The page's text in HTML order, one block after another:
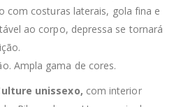
com costuras laterais, gola fina e
ao corpo, depressa se tornará
Ampla gama de cores.
unissexo, com interior